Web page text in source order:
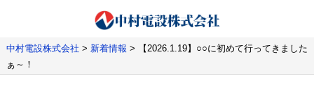
中村電設株式会社 > 新着情報 >
【2026.1.19】○○に初めて行ってきました
ぁ～！